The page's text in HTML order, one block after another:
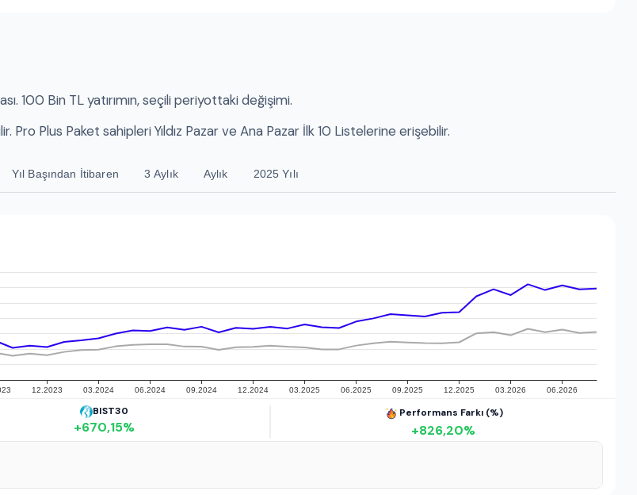
100 Bin TL yatırımın, seçili periyottaki değişimi.
Plus Paket sahipleri Yıldız Pazar ve Ana Pazar İlk 10 Listelerine erişebilir.
Yıl Başından İtibaren 3 Aylık Aylık 2025 Yılı
BIST30
+670,15%
Performans Farkı (%)
+826,20%